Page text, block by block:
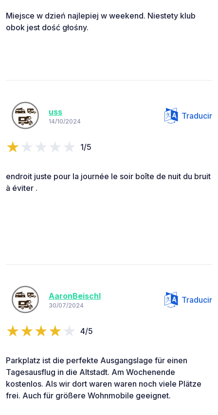
Miejsce w dzień najlepiej w weekend. Niestety klub
obok jest dość głośny.
uss
14/10/2024
Traducir
1/5
endroit juste pour la journée le soir boîte de nuit du bruit
à éviter .
AaronBeischl
30/07/2024
Traducir
4/5
Parkplatz ist die perfekte Ausgangslage für einen
Tagesausflug in die Altstadt. Am Wochenende
kostenlos. Als wir dort waren waren noch viele Plätze
frei. Auch für größere Wohnmobile geeignet.